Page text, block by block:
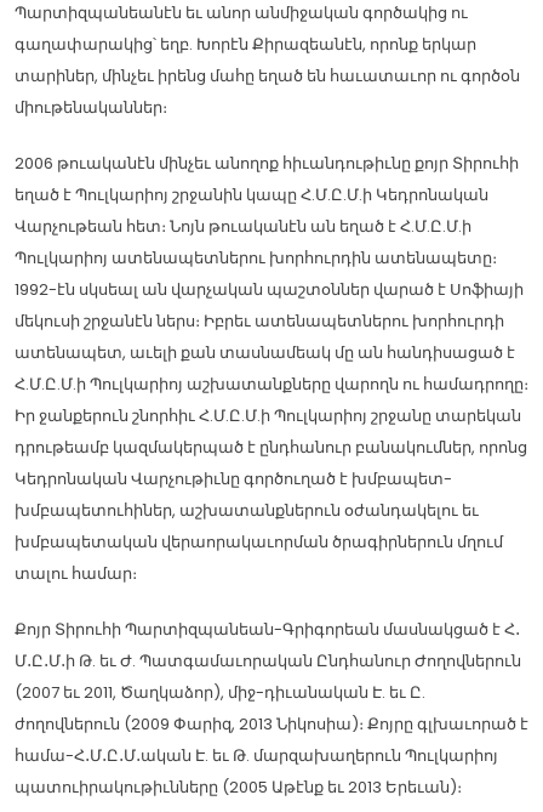
Պարտիզպանեանէն եւ անոր անմիջական գործակից ու
գաղափարակից՝ եղբ. Խորէն Քիրազեանէն, որոնք երկար
տարիներ, մինչեւ իրենց մահը եղած են հաւատաւոր ու գործօն
միութենականներ։
2006 թուականէն մինչեւ անողոք հիւանդութիւնը քոյր Տիրուհի
եղած է Պուլկարիոյ շրջանին կապը Հ.Մ.Ը.Մ.ի Կեդրոնական
Վարչութեան հետ։ Նոյն թուականէն ան եղած է Հ.Մ.Ը.Մ.ի
Պուլկարիոյ ատենապետներու խորհուրդին ատենապետը։
1992-էն սկսեալ ան վարչական պաշտօններ վարած է Սոֆիայի
մեկուսի շրջանէն ներս։ Իբրեւ ատենապետներու խորհուրդի
ատենապետ, աւելի քան տասնամեակ մը ան հանդիսացած է
Հ.Մ.Ը.Մ.ի Պուլկարիոյ աշխատանքները վարողն ու համադրողը։
Իր ջանքերուն շնորհիւ Հ.Մ.Ը.Մ.ի Պուլկարիոյ շրջանը տարեկան
դրութեամբ կազմակերպած է ընդհանուր բանակումներ, որոնց
Կեդրոնական Վարչութիւնը գործուղած է խմբապետ-
խմբապետուհիներ, աշխատանքներուն օժանդակելու եւ
խմբապետական վերաորակաւորման ծրագիրներուն մղում
տալու համար։
Քոյր Տիրուհի Պարտիզպանեան-Գրիգորեան մասնակցած է Հ․
Մ․Ը․Մ․ի Թ. եւ Ժ. Պատգամաւորական Ընդհանուր Ժողովներուն
(2007 եւ 2011, Ծաղկաձոր), միջ-դիւանական Է. եւ Ը.
ժողովներուն (2009 Փարիզ, 2013 Նիկոսիա)։ Քոյրը գլխաւորած է
համա-Հ․Մ․Ը․Մ․ական Է. եւ Թ. մարզախաղերուն Պուլկարիոյ
պատուիրակութիւնները (2005 Աթէնք եւ 2013 Երեւան)։